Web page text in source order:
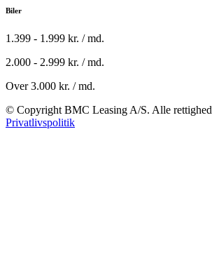
Biler
1.399 - 1.999 kr. / md.
2.000 - 2.999 kr. / md.
Over 3.000 kr. / md.
© Copyright BMC Leasing A/S. Alle
Privatlivspolitik